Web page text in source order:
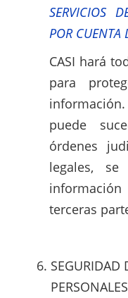
SERVICIOS
POR CUENTA
CASI hará
para
puede
órdenes
legales,
terceras
SEGURIDAD